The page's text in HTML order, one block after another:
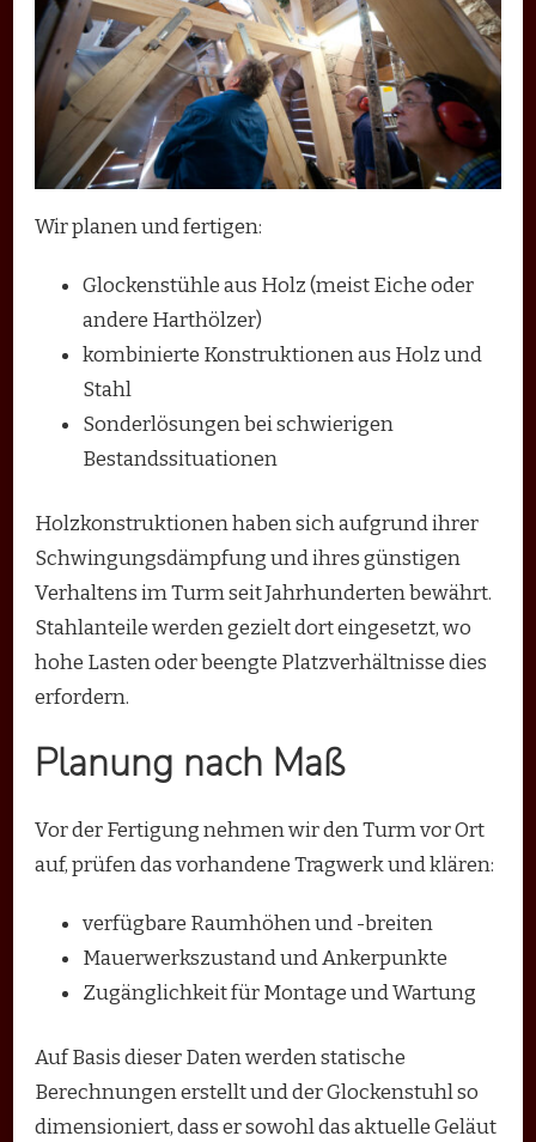
Wir planen und fertigen:
Glockenstühle aus Holz (meist Eiche oder
andere Harthölzer)
kombinierte Konstruktionen aus Holz und
Stahl
Sonderlösungen bei schwierigen
Bestandssituationen
Holzkonstruktionen haben sich aufgrund ihrer
Schwingungsdämpfung und ihres günstigen
Verhaltens im Turm seit Jahrhunderten bewährt.
Stahlanteile werden gezielt dort eingesetzt, wo
hohe Lasten oder beengte Platzverhältnisse dies
erfordern.
Planung nach Maß
Vor der Fertigung nehmen wir den Turm vor Ort
auf, prüfen das vorhandene Tragwerk und klären:
verfügbare Raumhöhen und -breiten
Mauerwerkszustand und Ankerpunkte
Zugänglichkeit für Montage und Wartung
Auf Basis dieser Daten werden statische
Berechnungen erstellt und der Glockenstuhl so
dimensioniert, dass er sowohl das aktuelle Geläut